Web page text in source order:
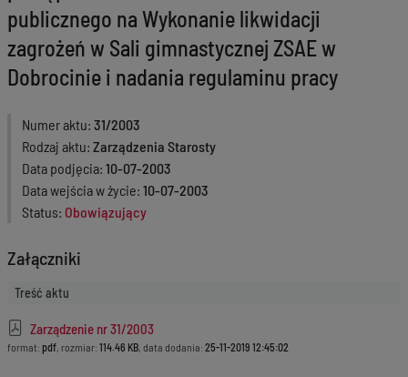
publicznego na Wykonanie likwidacji
zagrożeń w Sali gimnastycznej ZSAE w
Dobrocinie i nadania regulaminu pracy
Numer aktu 31/2003
Rodzaj aktu Zarządzenia Starosty
Data podjęcia 10-07-2003
Data wejścia w życie 10-07-2003
Status Obowiązujący
Załączniki
Treść aktu
Zarządzenie nr 31/2003
format: pdf, rozmiar: 114.46 KB, data dodania: 25-11-2019 12:45:02